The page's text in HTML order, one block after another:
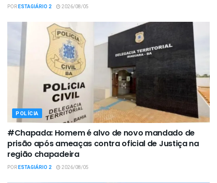
PORESTAGIÁRIO 2 2026/08/05
POLÍCIA
#Chapada: Homem é alvo de novo mandado de
prisão após ameaças contra oficial de Justiça na
região chapadeira
PORESTAGIÁRIO 2 2026/08/05